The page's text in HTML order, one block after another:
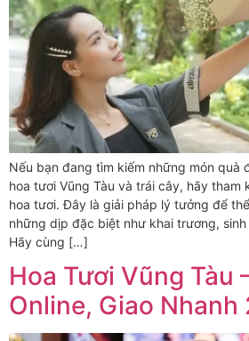
Nếu bạn đang tìm kiếm những món quà
hoa tươi Vũng Tàu và trái cây, hãy tham
hoa tươi. Đây là giải pháp lý tưởng để
những dịp đặc biệt như khai trương,
Hãy cùng […]
Hoa Tươi Vũng Tàu
Online, Giao Nhanh